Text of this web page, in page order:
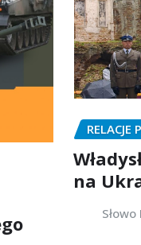
RELACJE
na